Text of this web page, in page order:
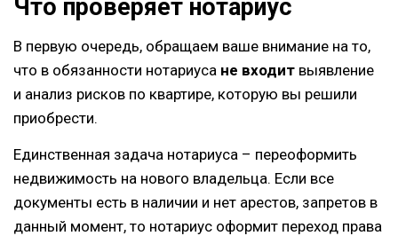
Что проверяет нотариус
В первую очередь, обращаем ваше внимание на то,
что в обязанности нотариуса не входит выявление
и анализ рисков по квартире, которую вы решили
приобрести.
Единственная задача нотариуса – переоформить
недвижимость на нового владельца. Если все
документы есть в наличии и нет арестов, запретов в
данный момент, то нотариус оформит переход права